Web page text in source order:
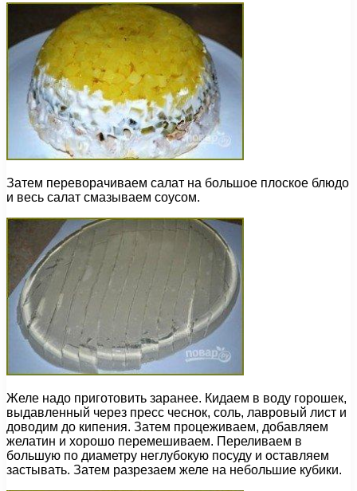
Затем переворачиваем салат на большое плоское блюдо
и весь салат смазываем соусом.
Желе надо приготовить заранее. Кидаем в воду горошек,
выдавленный через пресс чеснок, соль, лавровый лист и
доводим до кипения. Затем процеживаем, добавляем
желатин и хорошо перемешиваем. Переливаем в
большую по диаметру неглубокую посуду и оставляем
застывать. Затем разрезаем желе на небольшие кубики.